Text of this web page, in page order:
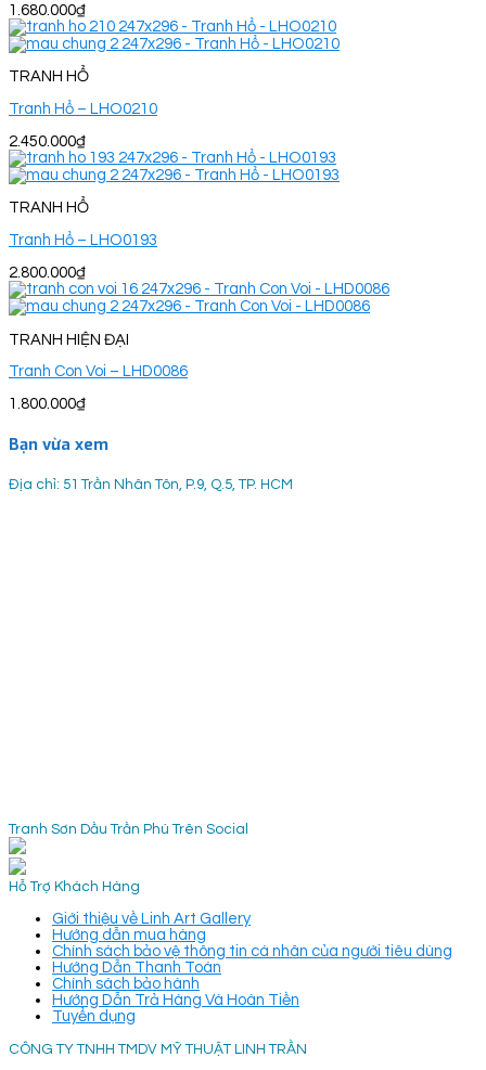
1.680.000₫
TRANH HỔ
Tranh Hổ – LHO0210
2.450.000₫
TRANH HỔ
Tranh Hổ – LHO0193
2.800.000₫
TRANH HIỆN ĐẠI
Tranh Con Voi – LHD0086
1.800.000₫
Bạn vừa xem
Địa chỉ: 51 Trần Nhân Tôn, P.9, Q.5, TP. HCM
Tranh Sơn Dầu Trần Phú Trên Social
Hỗ Trợ Khách Hàng
Giới thiệu về Linh Art Gallery
Hướng dẫn mua hàng
Chính sách bảo vệ thông tin cá nhân của người tiêu dùng
Hướng Dẫn Thanh Toán
Chính sách bảo hành
Hướng Dẫn Trả Hàng Và Hoàn Tiền
Tuyển dụng
CÔNG TY TNHH TMDV MỸ THUẬT LINH TRẦN